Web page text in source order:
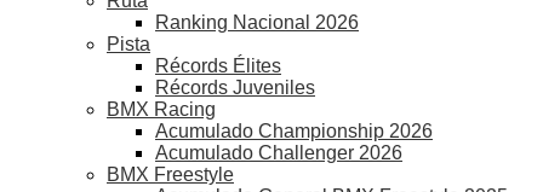
Ranking Nacional 2026
Pista
Récords Élites
Récords Juveniles
BMX Racing
Acumulado Championship 2026
Acumulado Challenger 2026
BMX Freestyle